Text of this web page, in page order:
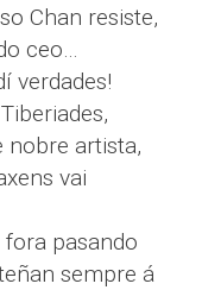
Chan resiste,
ceo…
verdades!
nobre artista,
vai
fora pasando
sempre á